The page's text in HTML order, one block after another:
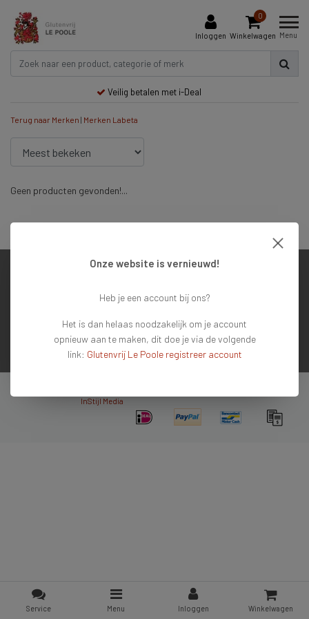
Inloggen
0
Winkelwagen Menu
Veilig betalen met i-Deal
Terug naar Merken | Merken Labeta
Geen producten gevonden!...
Contactgegevens
Nieuwsbrief
InStijl Media
Service Menu Inloggen Winkelwagen
Onze website is vernieuwd!
Heb je een account bij ons?
Het is dan helaas noodzakelijk om je account
opnieuw aan te maken, dit doe je via de volgende
link: Glutenvrij Le Poole registreer account